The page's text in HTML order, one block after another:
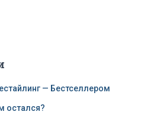
— Бестселлером
остался?